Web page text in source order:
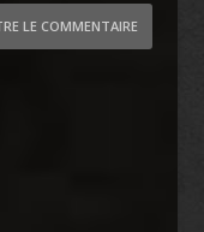
LE COMMENTAIRE